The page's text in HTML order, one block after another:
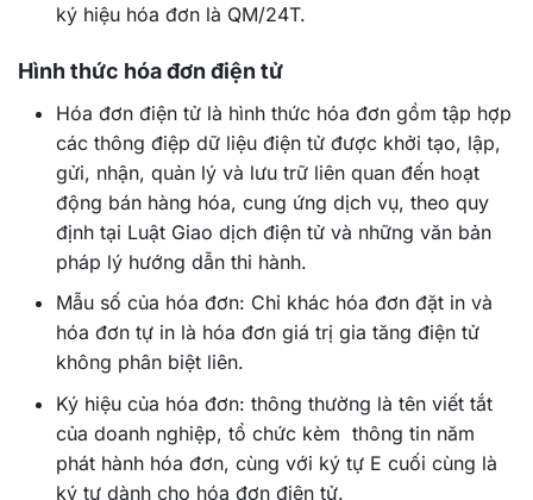
ký hiệu hóa đơn là QM/24T.
Hình thức hóa đơn điện tử
Hóa đơn điện tử là hình thức hóa đơn gồm tập hợp
các thông điệp dữ liệu điện tử được khởi tạo, lập,
gửi, nhận, quản lý và lưu trữ liên quan đến hoạt
động bán hàng hóa, cung ứng dịch vụ, theo quy
định tại Luật Giao dịch điện tử và những văn bản
pháp lý hướng dẫn thi hành.
Mẫu số của hóa đơn: Chỉ khác hóa đơn đặt in và
hóa đơn tự in là hóa đơn giá trị gia tăng điện tử
không phân biệt liên.
Ký hiệu của hóa đơn: thông thường là tên viết tắt
của doanh nghiệp, tổ chức kèm thông tin năm
phát hành hóa đơn, cùng với ký tự E cuối cùng là
ký tự dành cho hóa đơn điện tử.